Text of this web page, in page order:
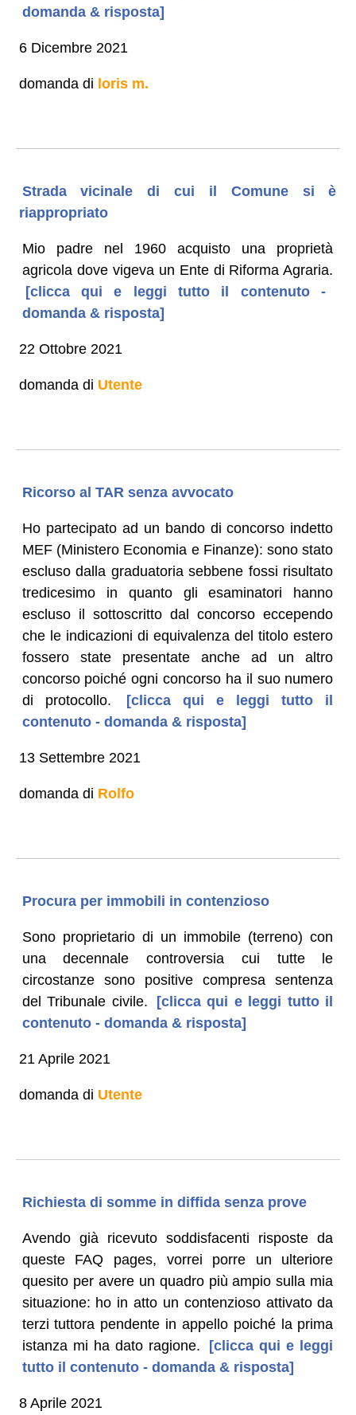
domanda & risposta]
6 Dicembre 2021
domanda di loris m.
Strada vicinale di cui il Comune si è
riappropriato
Mio padre nel 1960 acquisto una proprietà
agricola dove vigeva un Ente di Riforma Agraria.
[clicca qui e leggi tutto il contenuto -
domanda & risposta]
22 Ottobre 2021
domanda di Utente
Ricorso al TAR senza avvocato
Ho partecipato ad un bando di concorso indetto
MEF (Ministero Economia e Finanze): sono stato
escluso dalla graduatoria sebbene fossi risultato
tredicesimo in quanto gli esaminatori hanno
escluso il sottoscritto dal concorso eccependo
che le indicazioni di equivalenza del titolo estero
fossero state presentate anche ad un altro
concorso poiché ogni concorso ha il suo numero
di protocollo.
[clicca qui e leggi tutto il
contenuto - domanda & risposta]
13 Settembre 2021
domanda di Rolfo
Procura per immobili in contenzioso
Sono proprietario di un immobile (terreno) con
una decennale controversia cui tutte le
circostanze sono positive compresa sentenza
del Tribunale civile.
[clicca qui e leggi tutto il
contenuto - domanda & risposta]
21 Aprile 2021
domanda di Utente
Richiesta di somme in diffida senza prove
Avendo già ricevuto soddisfacenti risposte da
queste FAQ pages, vorrei porre un ulteriore
quesito per avere un quadro più ampio sulla mia
situazione: ho in atto un contenzioso attivato da
terzi tuttora pendente in appello poiché la prima
istanza mi ha dato ragione.
[clicca qui e leggi
tutto il contenuto - domanda & risposta]
8 Aprile 2021